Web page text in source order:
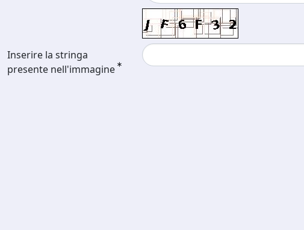
Inserire la stringa
presente nell'immagine